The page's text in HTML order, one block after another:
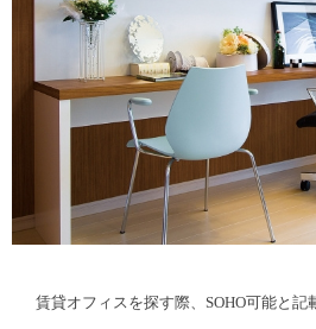
賃貸オフィスを探す際、SOHO可能と記